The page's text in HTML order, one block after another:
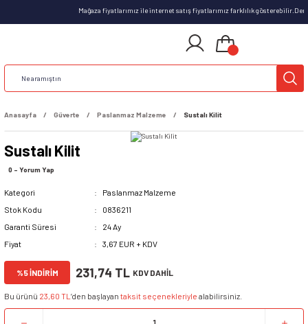
Mağaza fiyatlarımız ile internet satış fiyatlarımız farklılık
Anasayfa Güverte Paslanmaz Malzeme Sustalı Kilit
Sustalı Kilit
0 - Yorum Yap
Kategori
Paslanmaz Malzeme
Stok Kodu
0836211
Garanti Süresi
24 Ay
Fiyat
3,67 EUR + KDV
%5 İNDİRİM 231,74 TL KDV DAHİL
Bu ürünü 23,60 TL ’den başlayan taksit seçenekleriyle alabilirsiniz.